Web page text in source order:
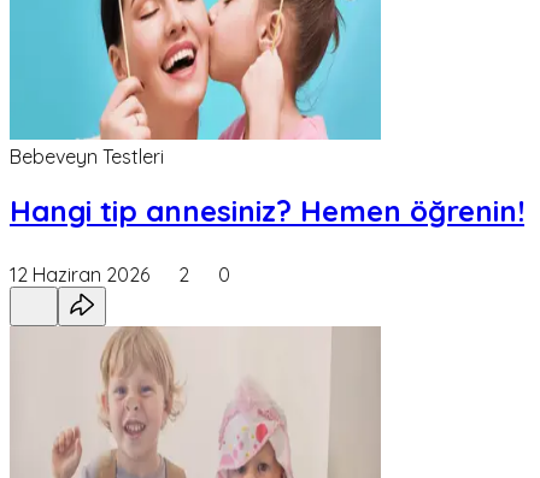
Bebeveyn Testleri
Hangi tip annesiniz? Hemen öğrenin!
12 Haziran 2026 2 0